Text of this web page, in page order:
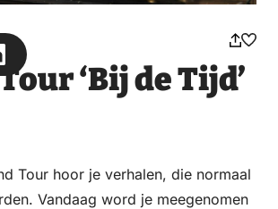
‘Bij de Tijd’
Tour hoor je verhalen, die normaal
Vandaag word je meegenomen